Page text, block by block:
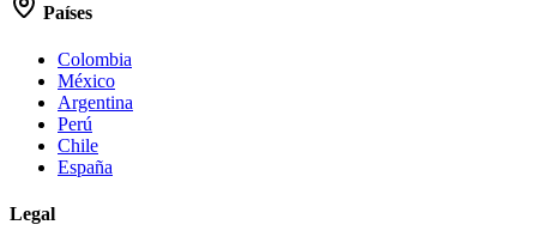
Países
Colombia
México
Argentina
Perú
Chile
España
Legal